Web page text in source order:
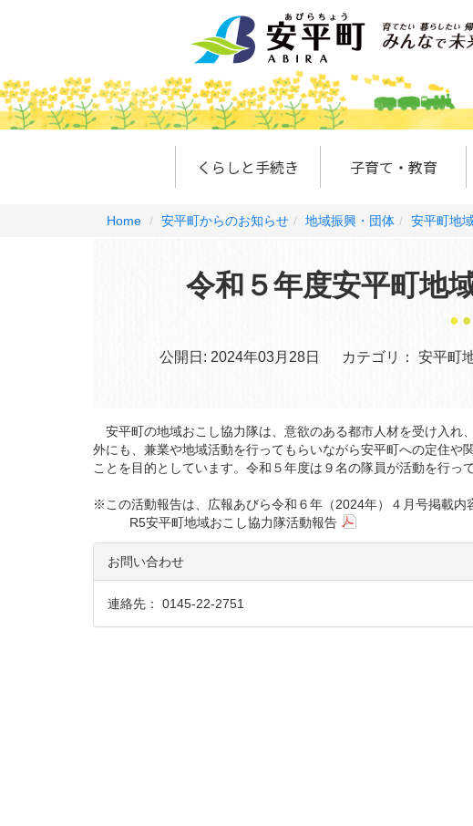
くらしと手続き 子育て・教育
Home 安平町からのお知らせ 地域振興・団体 安平町地
令和５年度安平町地
公開日: 2024年03月28日 カテゴリ： 安平町
安平町の地域おこし協力隊は、意欲のある都市人材を受け入れ
外にも、兼業や地域活動を行ってもらいながら安平町への定住や
ことを目的としています。令和５年度は９名の隊員が活動を行っ
※この活動報告は、広報あびら令和６年（2024年）４月号掲載内
R5安平町地域おこし協力隊活動報告
お問い合わせ
連絡先： 0145-22-2751